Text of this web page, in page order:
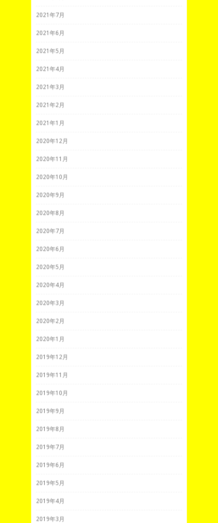
2021年7月
2021年6月
2021年5月
2021年4月
2021年3月
2021年2月
2021年1月
2020年12月
2020年11月
2020年10月
2020年9月
2020年8月
2020年7月
2020年6月
2020年5月
2020年4月
2020年3月
2020年2月
2020年1月
2019年12月
2019年11月
2019年10月
2019年9月
2019年8月
2019年7月
2019年6月
2019年5月
2019年4月
2019年3月